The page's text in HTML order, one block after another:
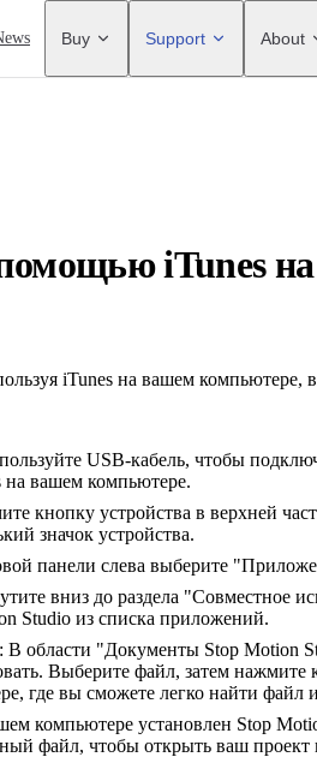
Buy Support About
iTunes
iTunes на вашем
USB-кабель, чтобы
на вашем компьютере.
кнопку устройства в верхней
значок устройства.
панели слева выберите
вниз до раздела "Совместное
Studio из списка приложений.
: В области "Документы Stop Motion
Выберите файл, затем
где вы сможете легко найти файл
компьютере установлен Stop
файл, чтобы открыть ваш